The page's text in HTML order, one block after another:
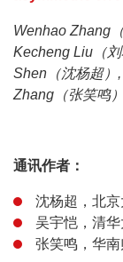
Wenhao Zhang
Kecheng Liu（
Shen（沈杨超）
Zhang（张笑鸣）
通讯作者：
沈杨超，北京
吴宇恺，清华
张笑鸣，华